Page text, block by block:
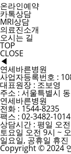
온라인예약
카톡상담
MRI상담
의료진소개
오시는 길
TOP
CLOSE
◀
연세바른병원
사업자등록번호 :
대표원장 : 조보영
주소 : 서울특별시
연세바른병원
전화 : 1544-8235
팩스 : 02-3482-1014
상담시간 : 평일 오
토요일 오전 9시 ~
일요일, 공휴일 휴진
Copyright © 2024